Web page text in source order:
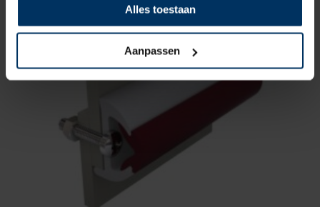
Alles toestaan
Aanpassen